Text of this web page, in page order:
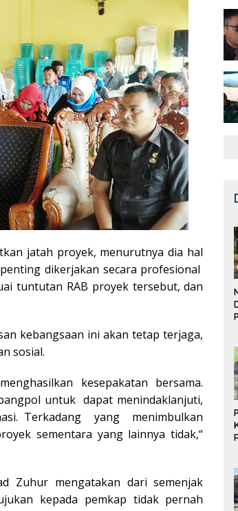
jatah proyek, menurutnya dia hal
dikerjakan secara profesional
tuntutan RAB proyek tersebut, dan
kebangsaan ini akan tetap terjaga,
sosial.
kesepakatan bersama.
untuk dapat menindaklanjuti,
Terkadang yang menimbulkan
sementara yang lainnya tidak,“
Zuhur mengatakan dari semenjak
kepada pemkap tidak pernah